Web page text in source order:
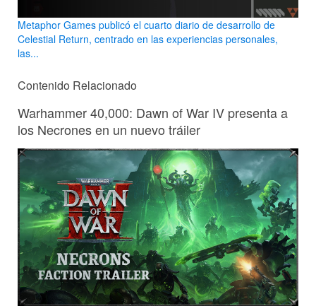
Metaphor Games publicó el cuarto diario de desarrollo de
Celestial Return, centrado en las experiencias personales,
las...
Contenido Relacionado
Warhammer 40,000: Dawn of War IV presenta a
los Necrones en un nuevo tráiler